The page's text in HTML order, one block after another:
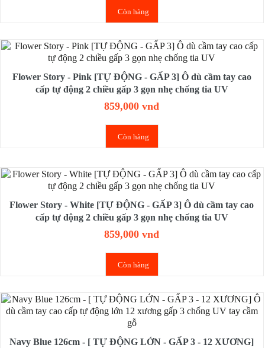
Còn hàng
Flower Story - Pink [TỰ ĐỘNG - GẤP 3] Ô dù cầm tay cao
cấp tự động 2 chiều gấp 3 gọn nhẹ chống tia UV
859,000 vnđ
Còn hàng
Flower Story - White [TỰ ĐỘNG - GẤP 3] Ô dù cầm tay cao
cấp tự động 2 chiều gấp 3 gọn nhẹ chống tia UV
859,000 vnđ
Còn hàng
Navy Blue 126cm - [ TỰ ĐỘNG LỚN - GẤP 3 - 12 XƯƠNG]